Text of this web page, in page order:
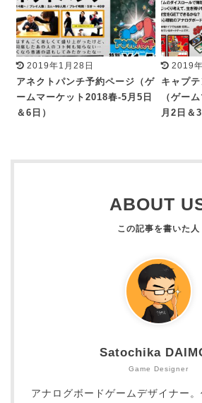
2019年1月28日
アネクトパンチ予約ページ（ゲ
ームマーケット2018春-5月5日
＆6日）
2019
キャプ
（ゲー
月2日＆3
ABOUT
Satochika
Game Designer
アナログボードゲームデザイナー